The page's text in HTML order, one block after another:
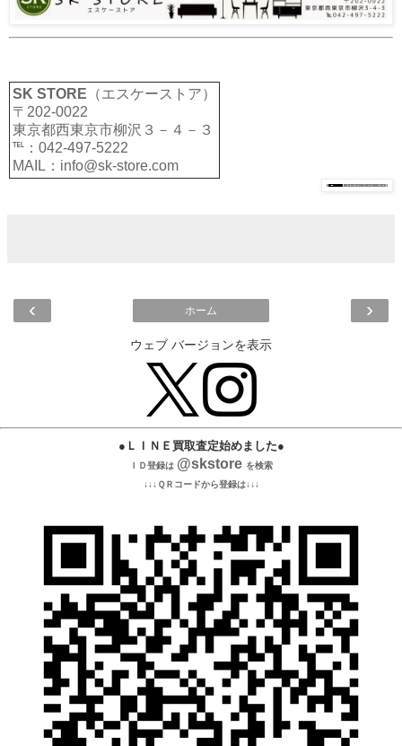
SK STORE （エスケーストア）
〒202-0022
東京都西東京市柳沢３－４－３
℡：042-497-5222
MAIL：info@sk-store.com
‹ ›
ホーム
ウェブ バージョンを表示
●ＬＩＮＥ買取査定始めました●
ＩＤ登録は @skstore を検索
↓↓↓ＱＲコードから登録は↓↓↓